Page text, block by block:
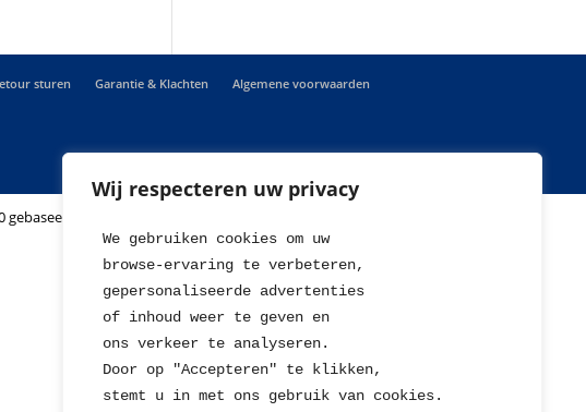
Wij respecteren uw privacy
We gebruiken cookies om uw
browse-ervaring te verbeteren,
gepersonaliseerde advertenties
of inhoud weer te geven en
ons verkeer te analyseren.
Door op "Accepteren" te klikken,
stemt u in met ons gebruik van cookies.
sturen Garantie & Klachten
Algemene voorwaarden
gebaseerd op 678 reviews.